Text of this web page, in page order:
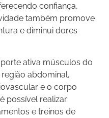
confiança,
também promove
e diminui dores
ativa músculos do
abdominal,
e o corpo
possível realizar
e treinos de